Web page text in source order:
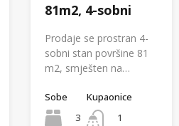
81m2, 4-sobni
Prodaje se prostran 4-
sobni stan površine 81
m2, smješten na…
Sobe
3
Kupaonice
1